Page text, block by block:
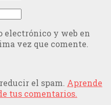
electrónico y web en
vez que comente.
el spam. Aprende
tus comentarios.